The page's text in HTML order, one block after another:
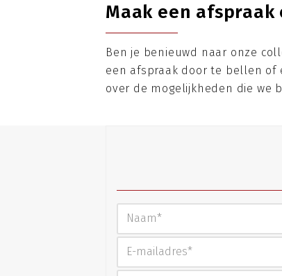
Maak een
Ben je benieuwd naar onze
een afspraak door te bellen of
over de mogelijkheden die we